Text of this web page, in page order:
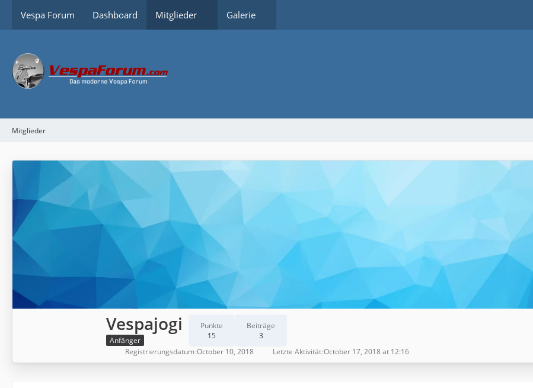
Vespa Forum Dashboard Mitglieder Galerie
Mitglieder
Vespajogi
Anfänger
Punkte
15
Beiträge
3
Registrierungsdatum October 10, 2018 Letzte Aktivität October 17, 2018 at 12:16